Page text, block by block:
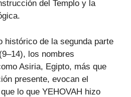
del Templo y la
histórico de la segunda parte
los nombres
Asiria, Egipto, más que
presente, evocan el
lo que YEHOVAH hizo